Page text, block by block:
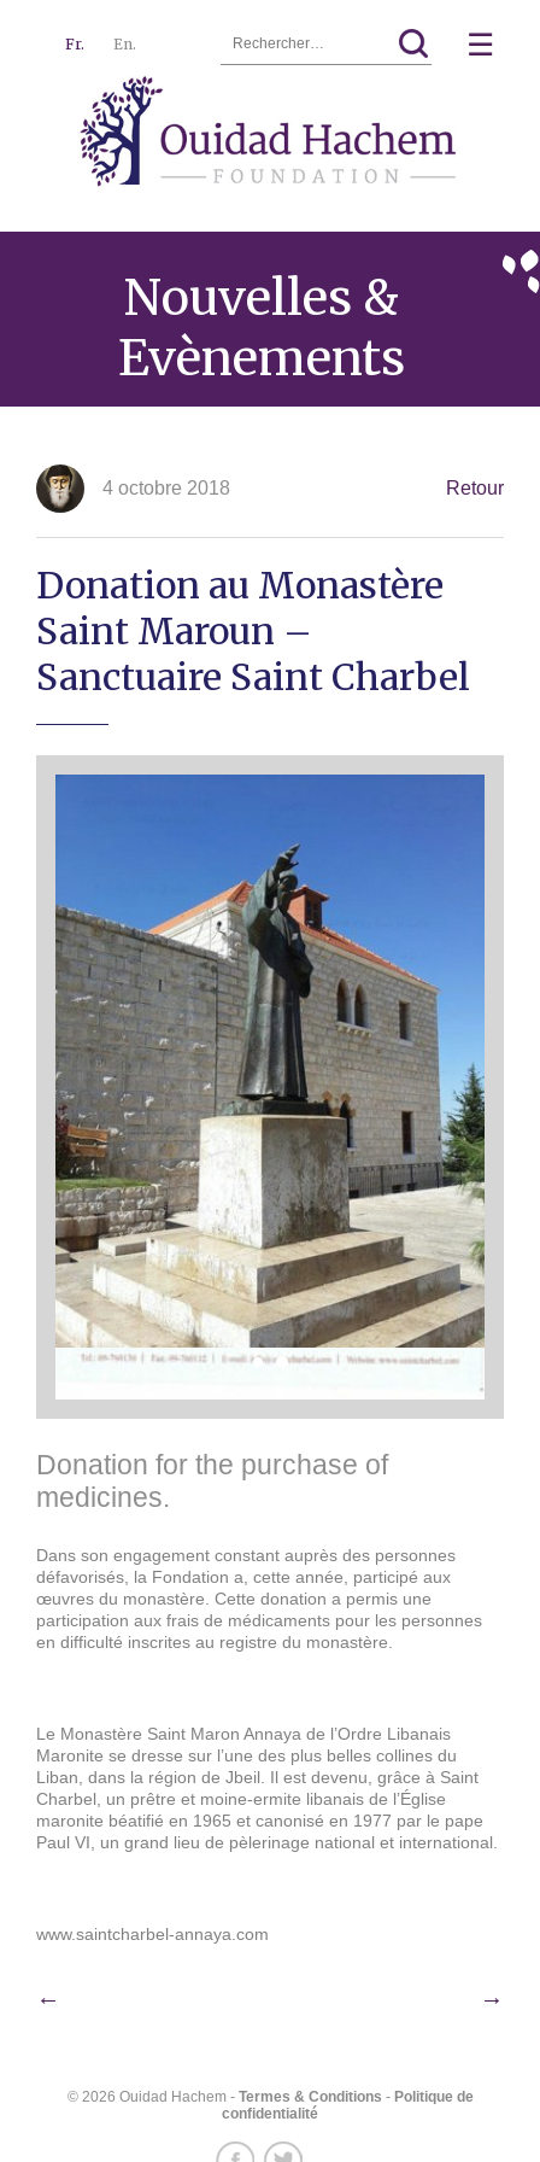
Hachem
Fr. En. ☰
Nouvelles &
Evènements
4 octobre 2018 Retour
Donation au Monastère
Saint Maroun –
Sanctuaire Saint Charbel
Donation for the purchase of
medicines.
Dans son engagement constant auprès des personnes
défavorisés, la Fondation a, cette année, participé aux
œuvres du monastère. Cette donation a permis une
participation aux frais de médicaments pour les personnes
en difficulté inscrites au registre du monastère.
Le Monastère Saint Maron Annaya de l’Ordre Libanais
Maronite se dresse sur l’une des plus belles collines du
Liban, dans la région de Jbeil. Il est devenu, grâce à Saint
Charbel, un prêtre et moine-ermite libanais de l’Église
maronite béatifié en 1965 et canonisé en 1977 par le pape
Paul VI, un grand lieu de pèlerinage national et international.
www.saintcharbel-annaya.com
Navigation
l’article
← →
© 2026 Ouidad Hachem - Termes & Conditions - Politique de
confidentialité